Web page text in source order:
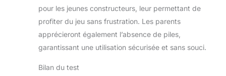
pour les jeunes constructeurs, leur permettant de
profiter du jeu sans frustration. Les parents
apprécieront également l’absence de piles,
garantissant une utilisation sécurisée et sans souci.
Bilan du test